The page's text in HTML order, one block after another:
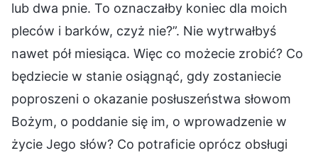
lub dwa pnie. To oznaczałby koniec dla moich
pleców i barków, czyż nie?”. Nie wytrwałbyś
nawet pół miesiąca. Więc co możecie zrobić? Co
będziecie w stanie osiągnąć, gdy zostaniecie
poproszeni o okazanie posłuszeństwa słowom
Bożym, o poddanie się im, o wprowadzenie w
życie Jego słów? Co potraficie oprócz obsługi